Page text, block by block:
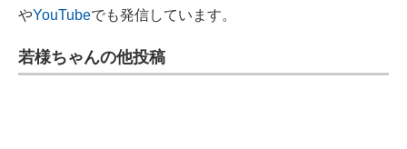
やYouTubeでも発信しています。
若様ちゃんの他投稿